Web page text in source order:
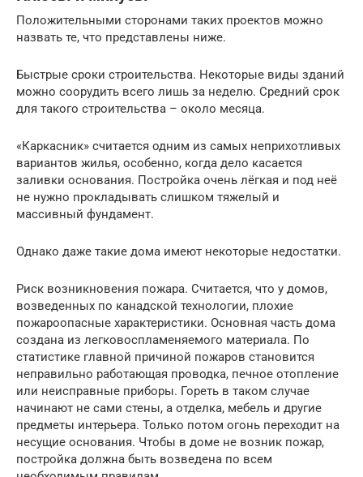
Положительными сторонами таких проектов можно
назвать те, что представлены ниже.
Быстрые сроки строительства. Некоторые виды зданий
можно соорудить всего лишь за неделю. Средний срок
для такого строительства – около месяца.
«Каркасник» считается одним из самых неприхотливых
вариантов жилья, особенно, когда дело касается
заливки основания. Постройка очень лёгкая и под неё
не нужно прокладывать слишком тяжелый и
массивный фундамент.
Однако даже такие дома имеют некоторые недостатки.
Риск возникновения пожара. Считается, что у домов,
возведенных по канадской технологии, плохие
пожароопасные характеристики. Основная часть дома
создана из легковоспламеняемого материала. По
статистике главной причиной пожаров становится
неправильно работающая проводка, печное отопление
или неисправные приборы. Гореть в таком случае
начинают не сами стены, а отделка, мебель и другие
предметы интерьера. Только потом огонь переходит на
несущие основания. Чтобы в доме не возник пожар,
постройка должна быть возведена по всем